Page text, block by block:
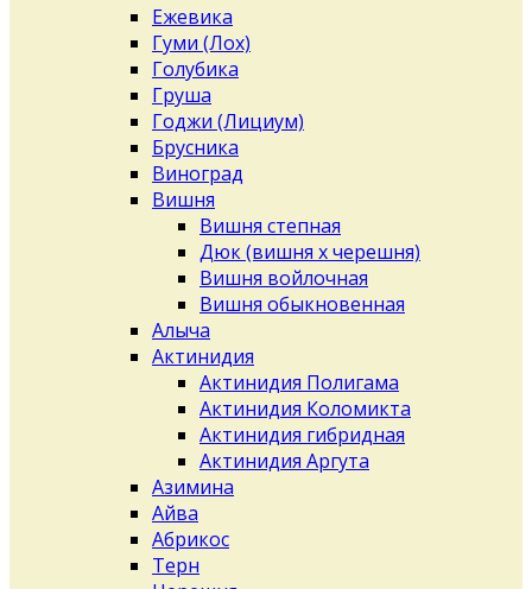
Ежевика
Гуми (Лох)
Голубика
Груша
Годжи (Лициум)
Брусника
Виноград
Вишня
Вишня степная
Дюк (вишня х черешня)
Вишня войлочная
Вишня обыкновенная
Алыча
Актинидия
Актинидия Полигама
Актинидия Коломикта
Актинидия гибридная
Актинидия Аргута
Азимина
Айва
Абрикос
Терн